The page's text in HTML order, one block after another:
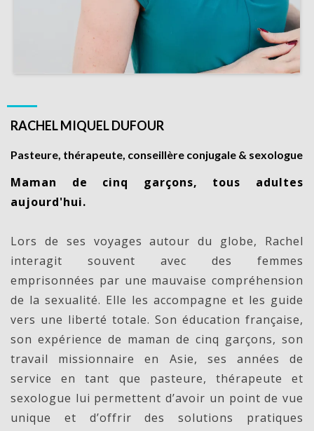
RACHEL MIQUEL DUFOUR
Pasteure, thérapeute, conseillère conjugale & sexologue
Maman de cinq garçons, tous adultes
aujourd'hui.
Lors de ses voyages autour du globe, Rachel
interagit souvent avec des femmes
emprisonnées par une mauvaise compréhension
de la sexualité. Elle les accompagne et les guide
vers une liberté totale. Son éducation française,
son expérience de maman de cinq garçons, son
travail missionnaire en Asie, ses années de
service en tant que pasteure, thérapeute et
sexologue lui permettent d’avoir un point de vue
unique et d’offrir des solutions pratiques